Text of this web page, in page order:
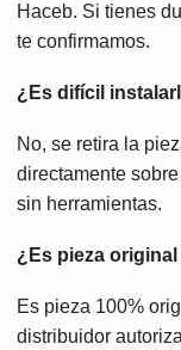
Haceb. Si tienes
te confirmamos.
¿Es difícil
No, se retira la
directamente
sin herramientas.
¿Es pieza
Es pieza 100%
distribuidor